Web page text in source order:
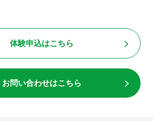
体験申込はこちら
お問い合わせはこちら